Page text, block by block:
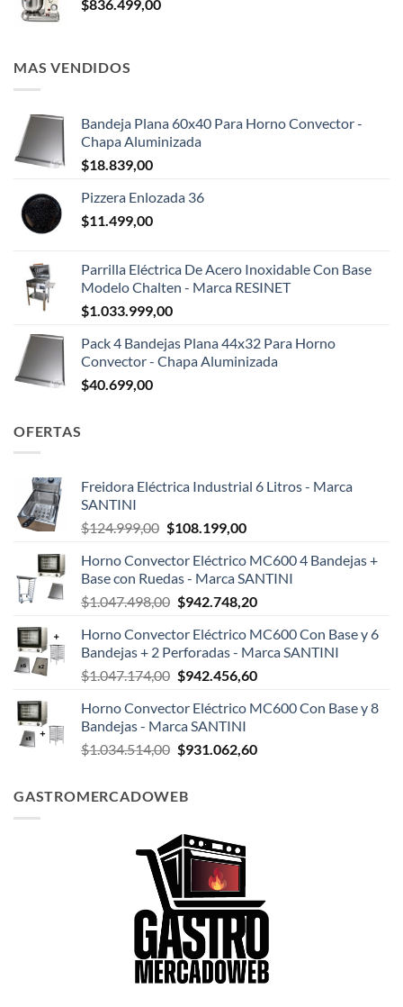
$836.499,00
MAS VENDIDOS
Bandeja Plana 60x40 Para Horno Convector -
Chapa Aluminizada
$18.839,00
Pizzera Enlozada 36
$11.499,00
Parrilla Eléctrica De Acero Inoxidable Con Base
Modelo Chalten - Marca RESINET
$1.033.999,00
Pack 4 Bandejas Plana 44x32 Para Horno
Convector - Chapa Aluminizada
$40.699,00
OFERTAS
Freidora Eléctrica Industrial 6 Litros - Marca
SANTINI
$124.999,00 El
original
era:
$124.999,00.
$108.199,00El
actual
es:
$108.199,00.
Horno Convector Eléctrico MC600 4 Bandejas +
Base con Ruedas - Marca SANTINI
$1.047.498,00 El
original
era:
$1.047.498,00.
$942.748,20El
actual
es:
$942.748,20.
Horno Convector Eléctrico MC600 Con Base y 6
Bandejas + 2 Perforadas - Marca SANTINI
$1.047.174,00 El
original
era:
$1.047.174,00.
$942.456,60El
actual
$942.456,60.
Horno Convector Eléctrico MC600 Con Base y 8
Bandejas - Marca SANTINI
$1.034.514,00 El
era:
$931.062,60El
GASTROMERCADOWEB